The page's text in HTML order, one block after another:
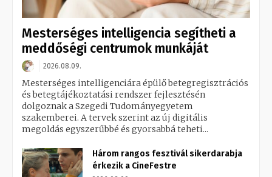
Mesterséges intelligencia segítheti a
meddőségi centrumok munkáját
2026.08.09.
Mesterséges intelligenciára épülő betegregisztrációs
és betegtájékoztatási rendszer fejlesztésén
dolgoznak a Szegedi Tudományegyetem
szakemberei. A tervek szerint az új digitális
megoldás egyszerűbbé és gyorsabbá teheti...
Három rangos fesztivál sikerdarabja
érkezik a CineFestre